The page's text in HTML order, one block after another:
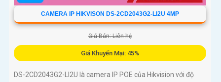
CAMERA IP HIKVISON DS-2CD2043G2-LI2U 4MP
Giá Bán: Liên hệ
Giá Khuyến Mại: 45%
DS-2CD2043G2-LI2U là camera IP POE của Hikvision với độ